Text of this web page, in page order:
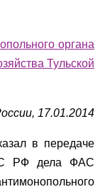
органа
Тульской
17.01.2014
в передаче
РФ дела ФАС